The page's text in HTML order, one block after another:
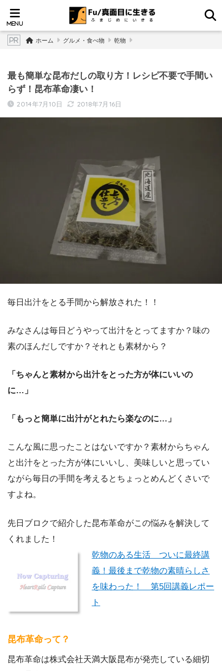
ホーム グルメ・食べ物 乾物
最も簡単な昆布だしの取り方！レシピ不要で手間い
らず！昆布革命凄い！
2014年7月10日 2018年7月16日
毎日出汁をとる手間から解放された！！
みなさんは毎日どうやって出汁をとってますか？味の
素のほんだしですか？それとも素材から？
「ちゃんと素材から出汁をとった方が体にいいの
に…」
「もっと簡単に出汁がとれたら楽なのに…」
こんな風に思ったことはないですか？素材からちゃん
と出汁をとった方が体にいいし、美味しいと思ってい
ながら毎日の手間を考えるとちょっとめんどくさいで
すよね。
先日ブロクで紹介した昆布革命がこの悩みを解決して
くれました！
乾物のある生活 ついに最終講
義！最後まで乾物の素晴らしさ
を味わった！ 第5回講義レポー
ト
昆布革命って？
昆布革命は株式会社天満大阪昆布が発売している細切